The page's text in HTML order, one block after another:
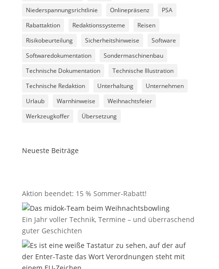
Niederspannungsrichtlinie
Onlinepräsenz
PSA
Rabattaktion
Redaktionssysteme
Reisen
Risikobeurteilung
Sicherheitshinweise
Software
Softwaredokumentation
Sondermaschinenbau
Technische Dokumentation
Technische Illustration
Technische Redaktion
Unterhaltung
Unternehmen
Urlaub
Warnhinweise
Weihnachtsfeier
Werkzeugkoffer
Übersetzung
Neueste Beiträge
Aktion beendet: 15 % Sommer-Rabatt!
Ein Jahr voller Technik, Termine – und überraschend
guter Geschichten